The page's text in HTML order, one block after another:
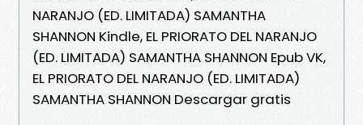
NARANJO (ED. LIMITADA) SAMANTHA
SHANNON Kindle, EL PRIORATO DEL NARANJO
(ED. LIMITADA) SAMANTHA SHANNON Epub VK,
EL PRIORATO DEL NARANJO (ED. LIMITADA)
SAMANTHA SHANNON Descargar gratis